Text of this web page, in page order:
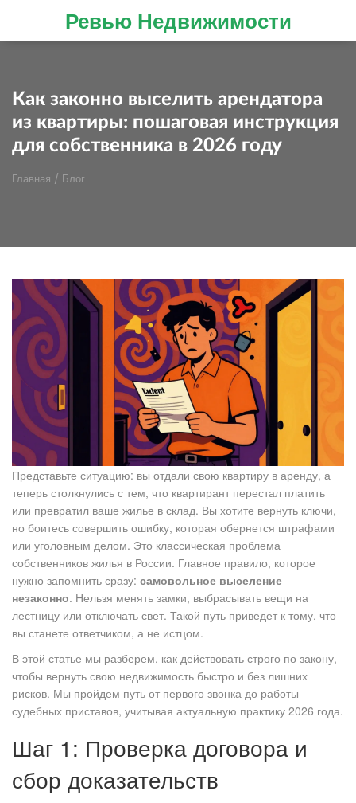
Ревью Недвижимости
Как законно выселить арендатора
из квартиры: пошаговая инструкция
для собственника в 2026 году
Главная / Блог
Представьте ситуацию: вы отдали свою квартиру в аренду, а
теперь столкнулись с тем, что квартирант перестал платить
или превратил ваше жилье в склад. Вы хотите вернуть ключи,
но боитесь совершить ошибку, которая обернется штрафами
или уголовным делом. Это классическая проблема
собственников жилья в России. Главное правило, которое
нужно запомнить сразу: самовольное выселение
незаконно. Нельзя менять замки, выбрасывать вещи на
лестницу или отключать свет. Такой путь приведет к тому, что
вы станете ответчиком, а не истцом.
В этой статье мы разберем, как действовать строго по закону,
чтобы вернуть свою недвижимость быстро и без лишних
рисков. Мы пройдем путь от первого звонка до работы
судебных приставов, учитывая актуальную практику 2026 года.
Шаг 1: Проверка договора и
сбор доказательств